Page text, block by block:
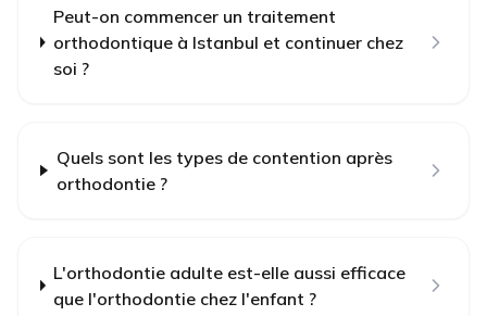
Peut-on commencer un traitement
orthodontique à Istanbul et continuer chez
soi ?
Quels sont les types de contention après
orthodontie ?
L'orthodontie adulte est-elle aussi efficace
que l'orthodontie chez l'enfant ?